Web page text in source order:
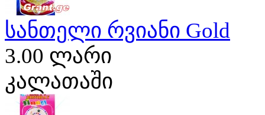
სანთელი რვიანი Gold
3.00 ლარი
კალათაში